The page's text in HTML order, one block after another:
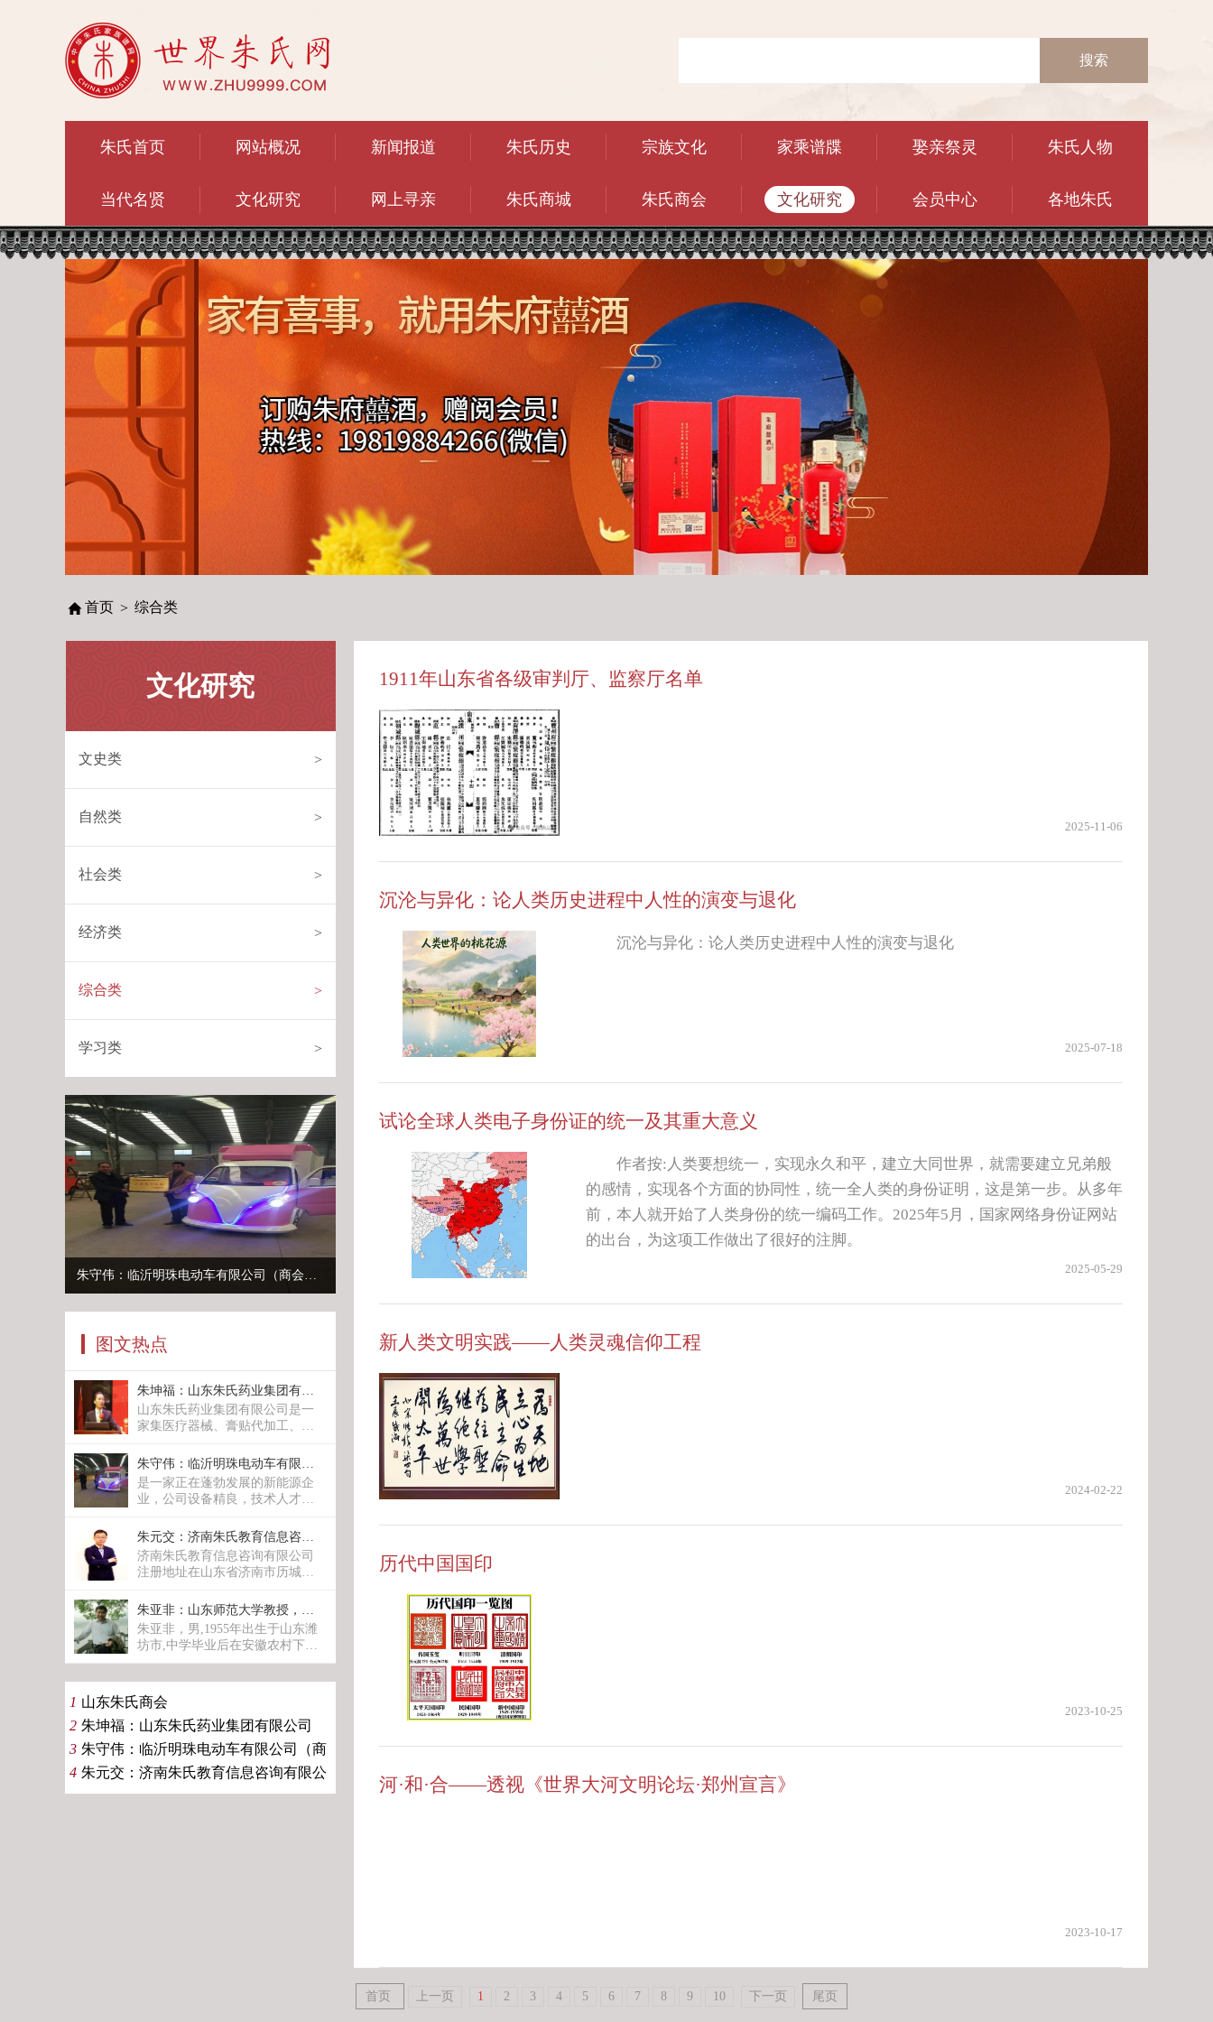
搜索
朱氏首页 网站概况 新闻报道 朱氏历史 宗族文化 家乘谱牒 娶亲祭灵 朱氏人物
当代名贤 文化研究 网上寻亲 朱氏商城 朱氏商会 文化研究 会员中心 各地朱氏
首页 > 综合类
文化研究
文史类 >
自然类 >
社会类 >
经济类 >
综合类 >
学习类 >
朱守伟：临沂明珠电动车有限公司（商会企业）
图文热点
朱坤福：山东朱氏药业集团有限公司
山东朱氏药业集团有限公司是一
家集医疗器械、膏贴代加工、足
眼罩贴牌生产、生物诊断试剂、
高分子材料研发、医疗器械企业
培训于一体的企业集团。
朱守伟：临沂明珠电动车有限公司（商会企业）
​是一家正在蓬勃发展的新能源企
业，公司设备精良，技术人才荟
乘，智能化程度高，售后服务有
保障，配套设施齐全。产品涉及
批发市场，美食街，景区售货，
餐饮，冷饮，奶茶，冰淇淋，超
动手机贴膜，移动修理，蒸汽洗
车，茶座，汽车公寓，移动办
公，值班岗亭等多个行业领域！
朱元交：济南朱氏教育信息咨询有限公司
济南朱氏教育信息咨询有限公司
注册地址在山东省济南市历城区
座1-2307，总经理朱元交宗亲联
系。如有机会请联系。
朱亚非：山东师范大学教授，博士生导师，本站顾问
朱亚非，男,1955年出生于山东潍
坊市,中学毕业后在安徽农村下乡
插队，1978年考入山东大学历史
究生毕业后到山东师大任教。中
共党员。现为山东师范大学历史
文化学院教授、博士生导师，山
东师范大学教学与科研咨询，山
东师范大学山东地方史研究所所
长，山东省社会科学重点研究基
地——山东地方史研究基地首席
1 山东朱氏商会
2 朱坤福：山东朱氏药业集团有限公司
3 朱守伟：临沂明珠电动车有限公司（商
会企业）
4 朱元交：济南朱氏教育信息咨询有限公
司
1911年山东省各级审判厅、监察厅名单
2025-11-06
沉沦与异化：论人类历史进程中人性的演变与退化
沉沦与异化：论人类历史进程中人性的演变与退化
2025-07-18
试论全球人类电子身份证的统一及其重大意义
作者按:人类要想统一，实现永久和平，建立大同世界，就需要建立兄弟般
的感情，实现各个方面的协同性，统一全人类的身份证明，这是第一步。从多年
前，本人就开始了人类身份的统一编码工作。2025年5月，国家网络身份证网站
的出台，为这项工作做出了很好的注脚。
2025-05-29
新人类文明实践——人类灵魂信仰工程
2024-02-22
历代中国国印
2023-10-25
河·和·合——透视《世界大河文明论坛·郑州宣言》
2023-10-17
首页 上一页 1 2 3 4 5 6 7 8 9 10 下一页 尾页